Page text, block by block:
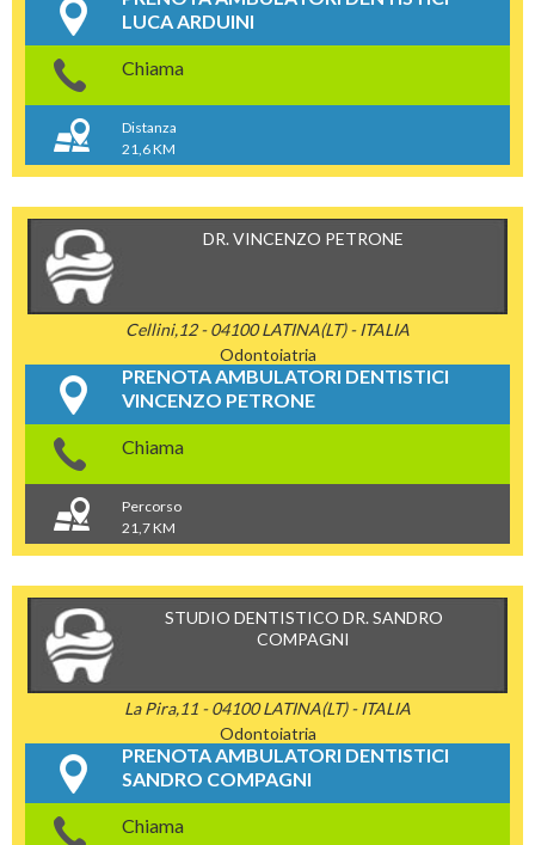
LUCA ARDUINI
Chiama
Distanza
21,6 KM
DR. VINCENZO PETRONE
Cellini,12 - 04100 LATINA(LT) - ITALIA
Odontoiatria
PRENOTA AMBULATORI DENTISTICI
VINCENZO PETRONE
Chiama
Percorso
21,7 KM
STUDIO DENTISTICO DR. SANDRO
COMPAGNI
La Pira,11 - 04100 LATINA(LT) - ITALIA
Odontoiatria
PRENOTA AMBULATORI DENTISTICI
SANDRO COMPAGNI
Chiama